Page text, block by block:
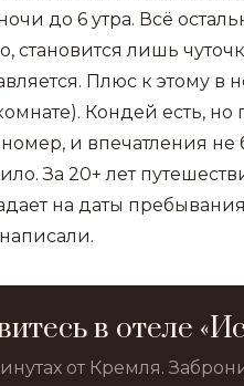
до 6 утра. Всё
лишь
Плюс к этому в
Кондей есть, но
и впечатления не
За 20+ лет
на даты
в отеле
от Кремля.